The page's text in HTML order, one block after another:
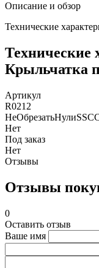
Описание и обзор
Технические
Технические
Крыльчатка
Артикул
R0212
Нет
Под заказ
Нет
Отзывы
Отзывы
0
Оставить отзыв
Ваше имя